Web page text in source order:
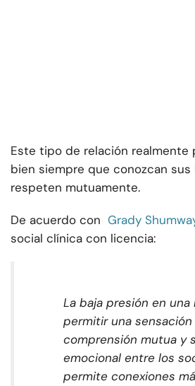
Este tipo de relación realmente
bien siempre que conozcan sus
respeten mutuamente.
De acuerdo con Grady
social clínica con licencia:
La baja presión en
permitir una
comprensión mutua y
emocional entre los
permite conexiones